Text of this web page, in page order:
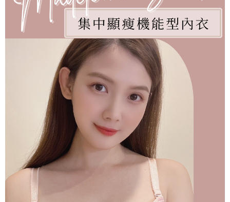
海外專區｜ Overseas 查看運費
澳門直送- 順豐海外 查看運費